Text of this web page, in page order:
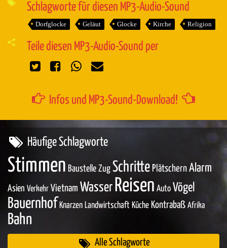
Schlagworte für diesen MP3-Audio-Sound
Dorfglocke Geläut Glocke Kirche Religion
Teile diesen MP3-Audio-Sound per
Infos und MP3-Sound-Download!
Häufige Schlagworte
Stimmen Baustelle Zug Schritte Plätschern Alarm
Asien Verkehr Vietnam Wasser Reisen Auto Vögel
Bauernhof Knarzen Landwirtschaft Küche Kontrabaß Afrika
Bahn
Alle Schlagworte